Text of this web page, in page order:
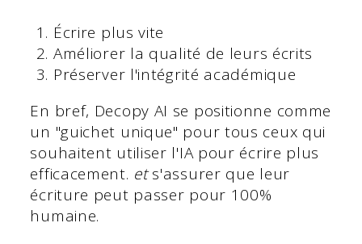
Écrire plus vite
Améliorer la qualité de leurs écrits
Préserver l'intégrité académique
En bref, Decopy AI se positionne comme
un "guichet unique" pour tous ceux qui
souhaitent utiliser l'IA pour écrire plus
efficacement. ets'assurer que leur
écriture peut passer pour 100%
humaine.